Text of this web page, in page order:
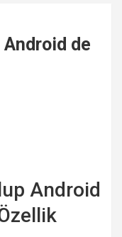
de
Android